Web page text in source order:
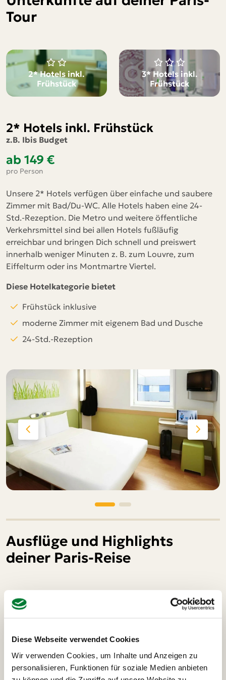
Diese Webseite verwendet Cookies
Wir verwenden Cookies, um Inhalte und Anzeigen zu
personalisieren, Funktionen für soziale Medien anbieten
Tour
2* Hotels inkl.
Frühstück
3* Hotels inkl.
Frühstück
2* Hotels inkl. Frühstück
z.B. Ibis Budget
ab 149 €
pro Person
Unsere 2* Hotels verfügen über einfache und saubere
Zimmer mit Bad/Du-WC. Alle Hotels haben eine 24-
Std.-Rezeption. Die Metro und weitere öffentliche
Verkehrsmittel sind bei allen Hotels fußläufig
erreichbar und bringen Dich schnell und preiswert
innerhalb weniger Minuten z. B. zum Louvre, zum
Eiffelturm oder ins Montmartre Viertel.
Diese Hotelkategorie bietet
Frühstück inklusive
moderne Zimmer mit eigenem Bad und Dusche
24-Std.-Rezeption
Ausflüge und Highlights
deiner Paris-Reise
Bootsfahrt auf der Seine Paris
Bootsfahrt auf der Seine Paris
Ein unvergessliches Erlebnis ist unsere Bootsfahrt auf